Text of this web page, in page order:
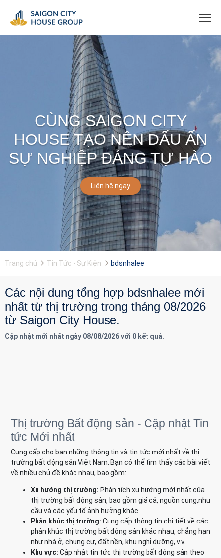
CÙNG SAIGON CITY
HOUSE TẠO NÊN DẤU ẤN
SỰ NGHIỆP ĐÁNG TỰ HÀO
Liên hệ ngay
Trang chủ Tin Tức - Sự Kiện bdsnhalee
Các nội dung tổng hợp bdsnhalee mới
nhất từ thị trường trong tháng 08/2026
từ Saigon City House.
Cập nhật mới nhất ngày 08/08/2026 với 0 kết quả.
Thị trường Bất động sản - Cập nhật Tin
tức Mới nhất
Cung cấp cho bạn những thông tin và tin tức mới nhất về thị
trường bất động sản Việt Nam. Bạn có thể tìm thấy các bài viết
về nhiều chủ đề khác nhau, bao gồm:
Xu hướng thị trường: Phân tích xu hướng mới nhất của
thị trường bất động sản, bao gồm giá cả, nguồn cung,nhu
cầu và các yếu tố ảnh hưởng khác.
Phân khúc thị trường: Cung cấp thông tin chi tiết về các
phân khúc thị trường bất động sản khác nhau, chẳng hạn
như nhà ở, chung cư, đất nền, khu nghỉ dưỡng, v.v.
Khu vực: Cập nhật tin tức thị trường bất động sản theo